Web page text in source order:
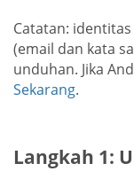
Catatan:
(email dan kata
unduhan. Jika
Sekarang.
Langkah 1: